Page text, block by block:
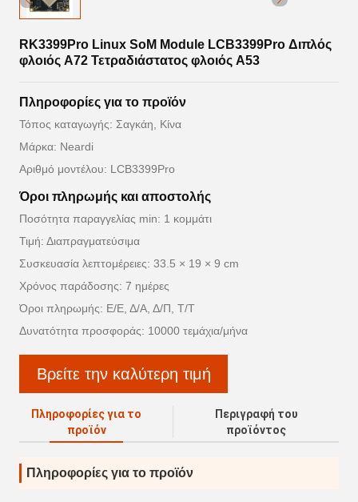
RK3399Pro Linux SoM Module LCB3399Pro Διπλός
φλοιός A72 Τετραδιάστατος φλοιός A53
Πληροφορίες για το προϊόν
Τόπος καταγωγής: Σαγκάη, Κίνα
Μάρκα: Neardi
Αριθμό μοντέλου: LCB3399Pro
Όροι πληρωμής και αποστολής
Ποσότητα παραγγελίας min: 1 κομμάτι
Τιμή: Διαπραγματεύσιμα
Συσκευασία λεπτομέρειες: 33.5 × 19 × 9 cm
Χρόνος παράδοσης: 7 ημέρες
Όροι πληρωμής: Ε/Ε, Δ/Α, Δ/Π, Τ/Τ
Δυνατότητα προσφοράς: 10000 τεμάχια/μήνα
Βρείτε την καλύτερη τιμή
Πληροφορίες για το
προϊόν
Περιγραφή του
προϊόντος
Πληροφορίες για το προϊόν